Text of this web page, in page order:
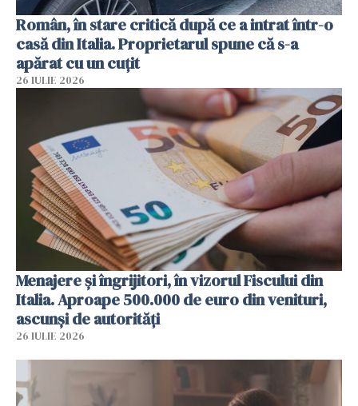
Român, în stare critică după ce a intrat într-o
casă din Italia. Proprietarul spune că s-a
apărat cu un cuțit
26 IULIE 2026
Menajere și îngrijitori, în vizorul Fiscului din
Italia. Aproape 500.000 de euro din venituri,
ascunși de autorități
26 IULIE 2026